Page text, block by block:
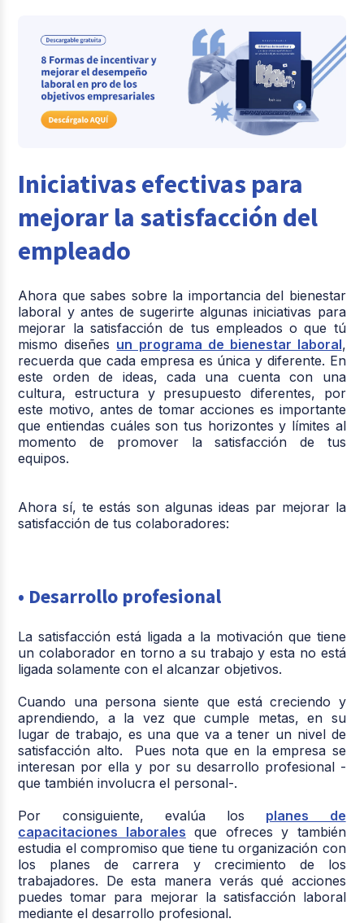
Iniciativas efectivas para
mejorar la satisfacción del
empleado
Ahora que sabes sobre la importancia del bienestar
laboral y antes de sugerirte algunas iniciativas para
mejorar la satisfacción de tus empleados o que tú
mismo diseñes un programa de bienestar laboral,
recuerda que cada empresa es única y diferente. En
este orden de ideas, cada una cuenta con una
cultura, estructura y presupuesto diferentes, por
este motivo, antes de tomar acciones es importante
que entiendas cuáles son tus horizontes y límites al
momento de promover la satisfacción de tus
equipos.
Ahora sí, te estás son algunas ideas par mejorar la
satisfacción de tus colaboradores:
• Desarrollo profesional
La satisfacción está ligada a la motivación que tiene
un colaborador en torno a su trabajo y esta no está
ligada solamente con el alcanzar objetivos.
Cuando una persona siente que está creciendo y
aprendiendo, a la vez que cumple metas, en su
lugar de trabajo, es una que va a tener un nivel de
satisfacción alto. Pues nota que en la empresa se
interesan por ella y por su desarrollo profesional -
que también involucra el personal-.
Por consiguiente, evalúa los planes de
capacitaciones laborales que ofreces y también
estudia el compromiso que tiene tu organización con
los planes de carrera y crecimiento de los
trabajadores. De esta manera verás qué acciones
puedes tomar para mejorar la satisfacción laboral
mediante el desarrollo profesional.